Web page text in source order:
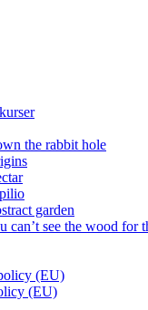
the rabbit hole
garden
can’t see the wood for
(EU)
(EU)